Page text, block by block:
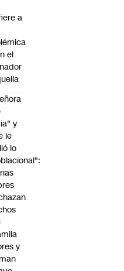
a
el
y
le
lo
y